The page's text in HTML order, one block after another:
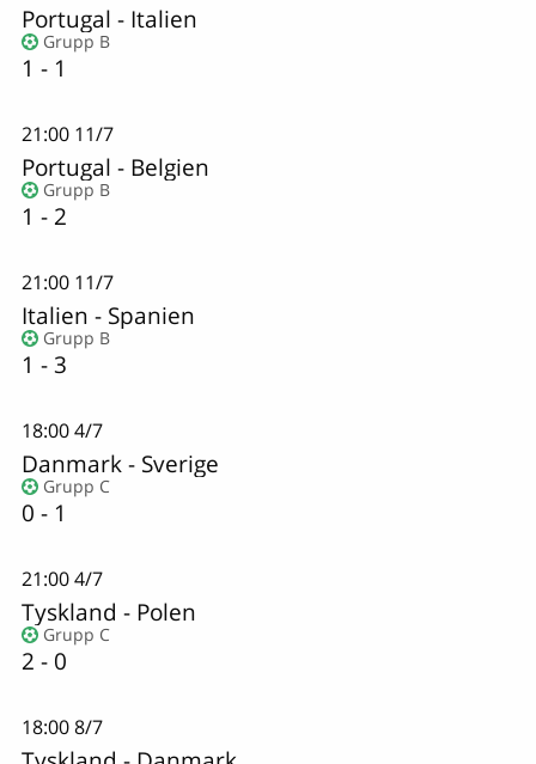
Portugal - Italien
Grupp B
1 - 1
21:00 11/7
Portugal - Belgien
Grupp B
1 - 2
21:00 11/7
Italien - Spanien
Grupp B
1 - 3
18:004/7
Danmark- Sverige
Grupp C
0 - 1
21:004/7
Tyskland - Polen
Grupp C
2 - 0
18:008/7